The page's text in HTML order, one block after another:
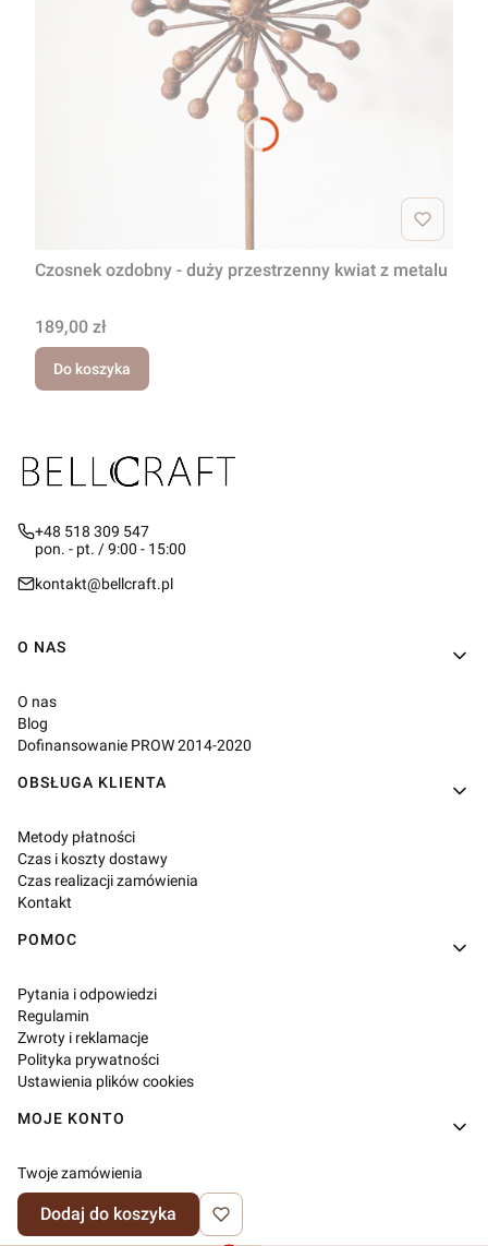
Czosnek ozdobny - duży przestrzenny kwiat z metalu
Cena
189,00 zł
Do koszyka
+48 518 309 547
pon. - pt. / 9:00 - 15:00
kontakt@bellcraft.pl
Linki w stopce
O NAS
O nas
Blog
Dofinansowanie PROW 2014-2020
OBSŁUGA KLIENTA
Metody płatności
Czas i koszty dostawy
Czas realizacji zamówienia
Kontakt
POMOC
Pytania i odpowiedzi
Regulamin
Zwroty i reklamacje
Polityka prywatności
Ustawienia plików cookies
MOJE KONTO
Twoje zamówienia
Ustawienia konta
Ulubione
Dodaj do koszyka